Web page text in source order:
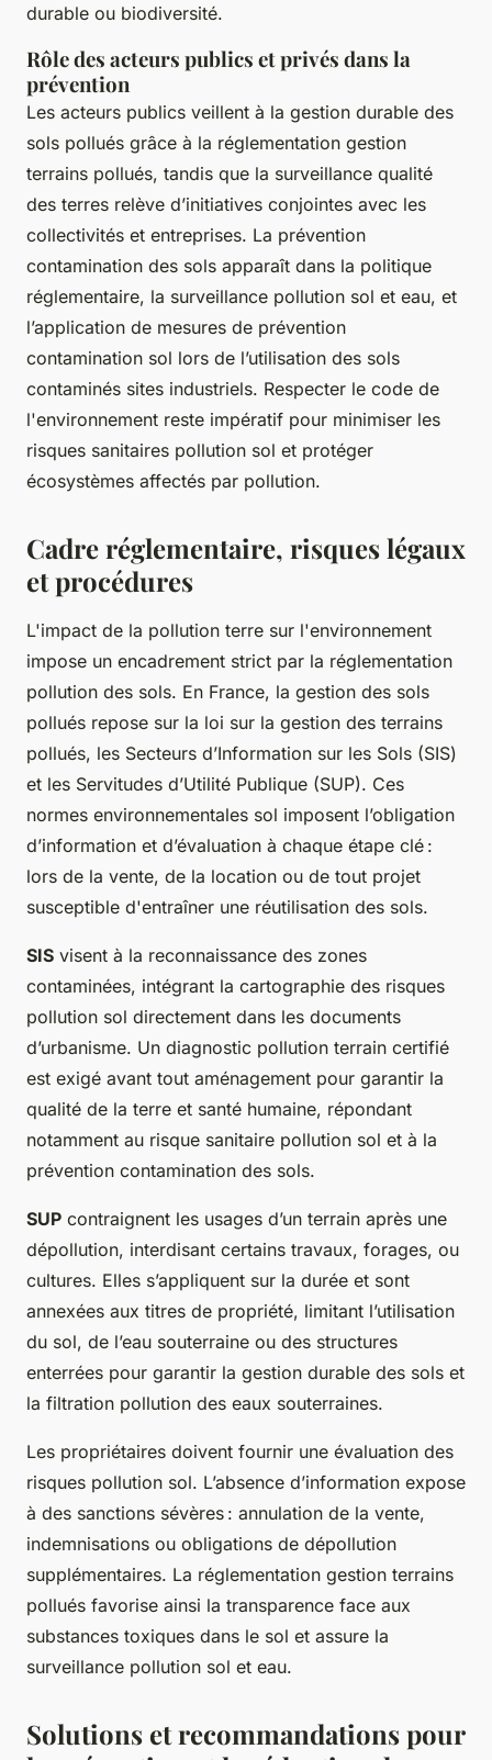
durable ou biodiversité.
Rôle des acteurs publics et privés dans la
prévention
Les acteurs publics veillent à la gestion durable des
sols pollués grâce à la réglementation gestion
terrains pollués, tandis que la surveillance qualité
des terres relève d’initiatives conjointes avec les
collectivités et entreprises. La prévention
contamination des sols apparaît dans la politique
réglementaire, la surveillance pollution sol et eau, et
l’application de mesures de prévention
contamination sol lors de l’utilisation des sols
contaminés sites industriels. Respecter le code de
l'environnement reste impératif pour minimiser les
risques sanitaires pollution sol et protéger
écosystèmes affectés par pollution.
Cadre réglementaire, risques légaux
et procédures
L'impact de la pollution terre sur l'environnement
impose un encadrement strict par la réglementation
pollution des sols. En France, la gestion des sols
pollués repose sur la loi sur la gestion des terrains
pollués, les Secteurs d’Information sur les Sols (SIS)
et les Servitudes d’Utilité Publique (SUP). Ces
normes environnementales sol imposent l’obligation
d’information et d’évaluation à chaque étape clé :
lors de la vente, de la location ou de tout projet
susceptible d'entraîner une réutilisation des sols.
SIS visent à la reconnaissance des zones
contaminées, intégrant la cartographie des risques
pollution sol directement dans les documents
d’urbanisme. Un diagnostic pollution terrain certifié
est exigé avant tout aménagement pour garantir la
qualité de la terre et santé humaine, répondant
notamment au risque sanitaire pollution sol et à la
prévention contamination des sols.
SUP contraignent les usages d’un terrain après une
dépollution, interdisant certains travaux, forages, ou
cultures. Elles s’appliquent sur la durée et sont
annexées aux titres de propriété, limitant l’utilisation
du sol, de l’eau souterraine ou des structures
enterrées pour garantir la gestion durable des sols et
la filtration pollution des eaux souterraines.
Les propriétaires doivent fournir une évaluation des
risques pollution sol. L’absence d’information expose
à des sanctions sévères : annulation de la vente,
indemnisations ou obligations de dépollution
supplémentaires. La réglementation gestion terrains
pollués favorise ainsi la transparence face aux
substances toxiques dans le sol et assure la
surveillance pollution sol et eau.
Solutions et recommandations pour